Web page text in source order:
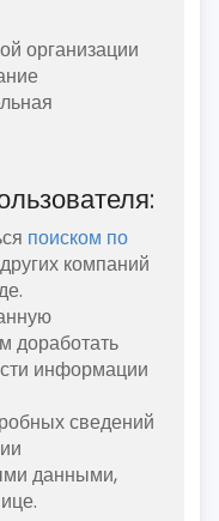
организации
поиском по
компаний
доработать
информации
сведений
данными,